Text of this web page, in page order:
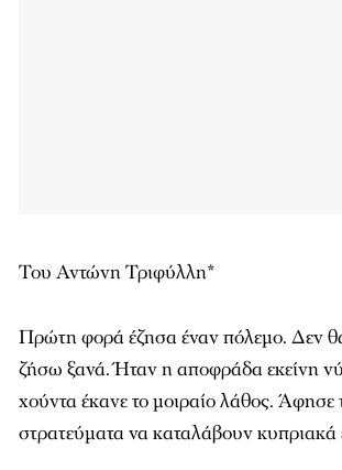
Του Αντώνη Τριφύλλη*
Πρώτη φορά έζησα έναν πόλεμο. Δεν
ζήσω ξανά. Ήταν η αποφράδα εκείνη
χούντα έκανε το μοιραίο λάθος. Άφησε
στρατεύματα να καταλάβουν